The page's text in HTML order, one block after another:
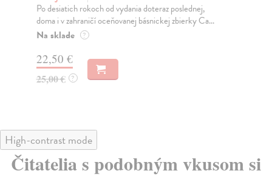
Na ploche neveľkých troch zbierok (Dar, 1928,
Červený mak, 1932, Smrť tvoju žijem, 1966) i v
ďalších...
33,85 €
High-contrast mode
Čitatelia s podobným vkusom si